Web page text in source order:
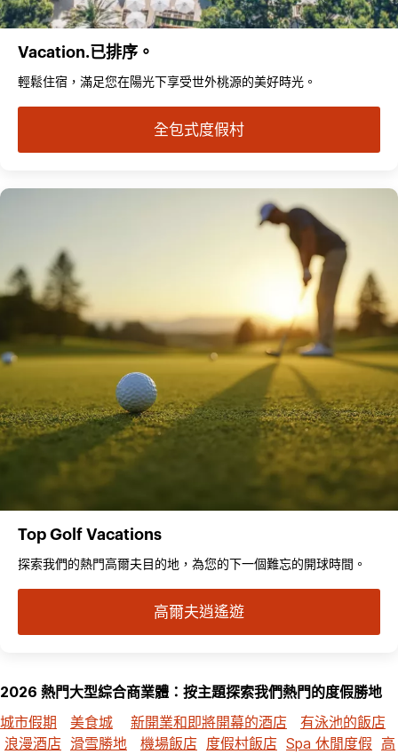
Vacation.已排序。
輕鬆住宿，滿足您在陽光下享受世外桃源的美好時光。
全包式度假村
Top Golf Vacations
探索我們的熱門高爾夫目的地，為您的下一個難忘的開球時間。
高爾夫逍遙遊
2026 熱門大型綜合商業體：按主題探索我們熱門的度假勝地
城市假期
美食城 新開業和即將開幕的酒店
有泳池的飯店
浪漫酒店 滑雪勝地 機場飯店 度假村飯店 Spa 休閒度假 高